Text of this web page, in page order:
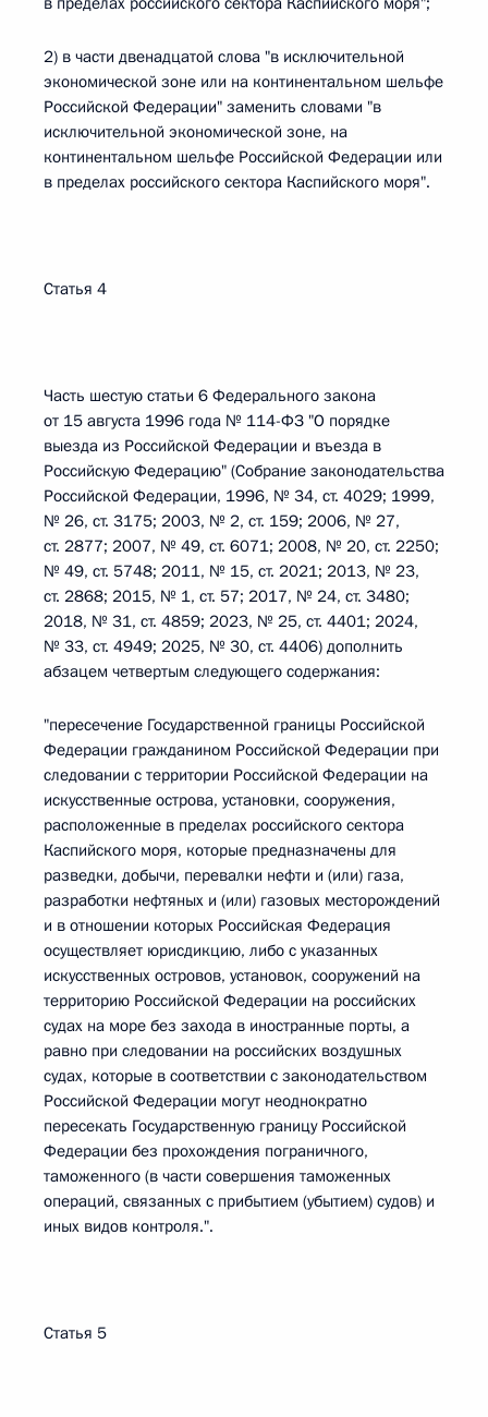
2) в части двенадцатой слова "в исключительной
экономической зоне или на континентальном шельфе
Российской Федерации" заменить словами "в
исключительной экономической зоне, на
континентальном шельфе Российской Федерации или
в пределах российского сектора Каспийского моря".
Статья 4
Часть шестую статьи 6 Федерального закона
от 15 августа 1996 года № 114-ФЗ "О порядке
выезда из Российской Федерации и въезда в
Российскую Федерацию" (Собрание законодательства
Российской Федерации, 1996, № 34, ст. 4029; 1999,
№ 26, ст. 3175; 2003, № 2, ст. 159; 2006, № 27,
ст. 2877; 2007, № 49, ст. 6071; 2008, № 20, ст. 2250;
№ 49, ст. 5748; 2011, № 15, ст. 2021; 2013, № 23,
ст. 2868; 2015, № 1, ст. 57; 2017, № 24, ст. 3480;
2018, № 31, ст. 4859; 2023, № 25, ст. 4401; 2024,
№ 33, ст. 4949; 2025, № 30, ст. 4406) дополнить
абзацем четвертым следующего содержания:
"пересечение Государственной границы Российской
Федерации гражданином Российской Федерации при
следовании с территории Российской Федерации на
искусственные острова, установки, сооружения,
расположенные в пределах российского сектора
Каспийского моря, которые предназначены для
разведки, добычи, перевалки нефти и (или) газа,
разработки нефтяных и (или) газовых месторождений
и в отношении которых Российская Федерация
осуществляет юрисдикцию, либо с указанных
искусственных островов, установок, сооружений на
территорию Российской Федерации на российских
судах на море без захода в иностранные порты, а
равно при следовании на российских воздушных
судах, которые в соответствии с законодательством
Российской Федерации могут неоднократно
пересекать Государственную границу Российской
Федерации без прохождения пограничного,
таможенного (в части совершения таможенных
операций, связанных с прибытием (убытием) судов) и
иных видов контроля.".
Статья 5